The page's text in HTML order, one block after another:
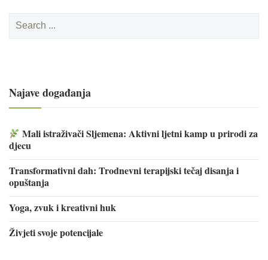
Search
for:
Najave događanja
Mali istraživači Sljemena: Aktivni ljetni kamp u prirodi za
djecu
Transformativni dah: Trodnevni terapijski tečaj disanja i
opuštanja
Yoga, zvuk i kreativni huk
Živjeti svoje potencijale